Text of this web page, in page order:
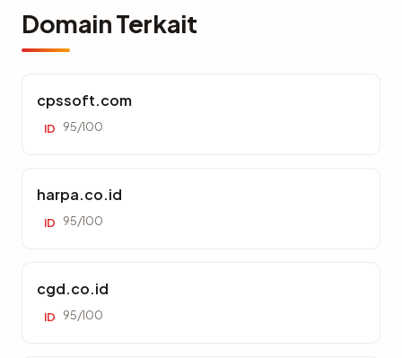
Domain Terkait
cpssoft.com
ID 95/100
harpa.co.id
ID 95/100
cgd.co.id
ID 95/100